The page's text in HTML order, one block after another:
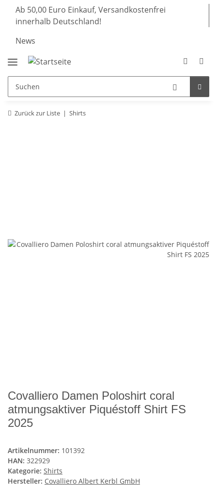
Ab 50,00 Euro Einkauf, Versandkostenfrei
innerhalb Deutschland!
News
Zurück zur Liste Shirts
Covalliero Damen Poloshirt coral
atmungsaktiver Piquéstoff Shirt FS
2025
Artikelnummer: 101392
HAN: 322929
Kategorie: Shirts
Hersteller: Covalliero Albert Kerbl GmbH